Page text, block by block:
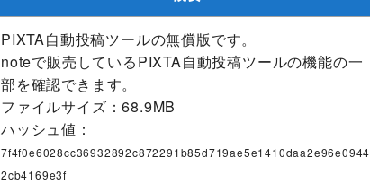
PIXTA自動投稿ツールの無償版です。
noteで販売しているPIXTA自動投稿ツールの機能の一
部を確認できます。
ファイルサイズ：68.9MB
ハッシュ値：
7f4f0e6028cc36932892c872291b85d719ae5e1410daa2e96e0944
2cb4169e3f